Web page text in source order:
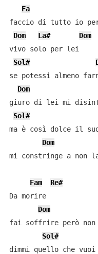
Fa
faccio di tutto io
Dom
La#
Dom
vivo solo per lei
Sol#
se potessi almeno
Dom
giuro di lei mi
Sol#
ma è così dolce il
Dom
mi constringe a non
Fam
Re#
Da morire
Dom
fai soffrire però
Sol#
dimmi quello che